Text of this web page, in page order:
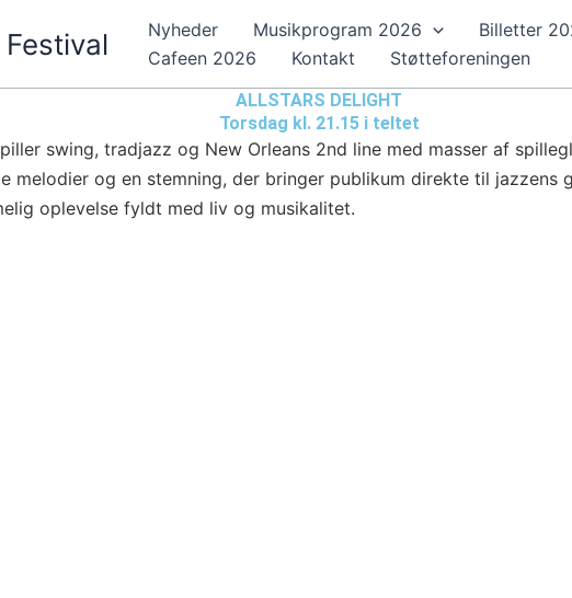
Nyheder Musikprogram 2026 Billetter
Cafeen 2026
Kontakt Støtteforeningen
ALLSTARS DELIGHT
Torsdag kl. 21.15 i teltet
swing, tradjazz og New Orleans 2nd line med masser af
melodier og en stemning, der bringer publikum direkte til
oplevelse fyldt med liv og musikalitet.